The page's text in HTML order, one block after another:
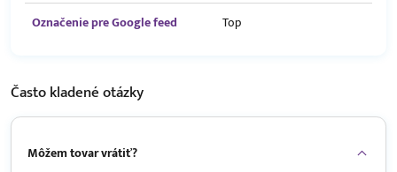
Označenie pre Google feed
Top
Často kladenéotázky
Môžem tovar vrátiť?